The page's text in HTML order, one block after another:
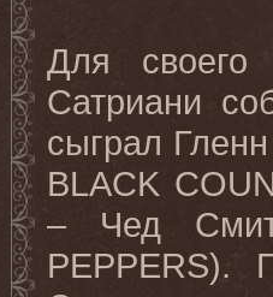
Для своего
Сатриани
сыграл
BLACK
– Чед
PEPPERS).